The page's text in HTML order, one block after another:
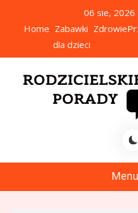
06 sie, 2026
Home Zabawki
dla dzieci
Zdrowie
Menu